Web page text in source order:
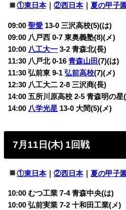
①東日本｜ ②西日本｜ 夏の甲子園
09:00聖愛 13-0 三沢高校(5)(は)
09:00 八戸西 0-7 東奥義塾(8)(メ)
10:00 八工大一 3-2 青森北(長)
11:30 八戸北 0-16青森山田(7)(は)
11:30 弘前東 9-1弘前高校(7)(メ)
12:30 八工大二 2-8 三沢商(長)
14:00 五所川原高校 2-5 青森明の星
14:00 八学光星 13-0 大間(5)(メ)
7月11日(木) 1回戦
①東日本｜ ②西日本｜ 夏の甲子園
10:00 むつ工業 7-4 青森中央(は)
10:00 弘前実業 7-2 十和田工業(メ)